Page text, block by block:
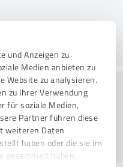
und Anzeigen zu
Medien anbieten zu
Website zu analysieren.
zu Ihrer Verwendung
für soziale Medien,
Partner führen diese
weiteren Daten
haben oder die sie im
gesammelt haben.